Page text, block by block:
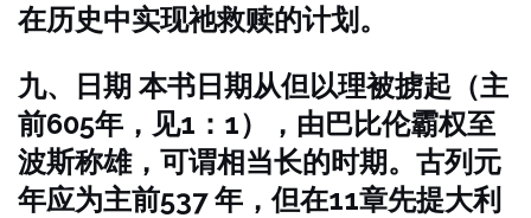
在历史中实现祂救赎的计划。
九、日期 本书日期从但以理被掳起（主
前605年，见1：1），由巴比伦霸权至
波斯称雄，可谓相当长的时期。古列元
年应为主前537 年，但在11章先提大利